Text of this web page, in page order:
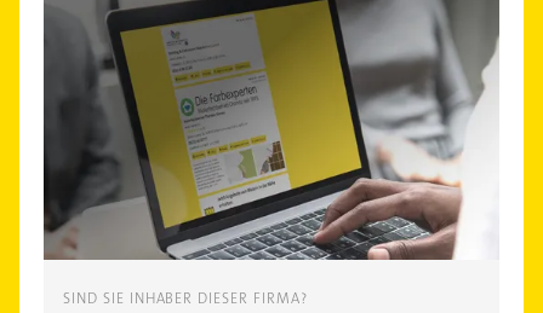
SIND SIE INHABER DIESER FIRMA?